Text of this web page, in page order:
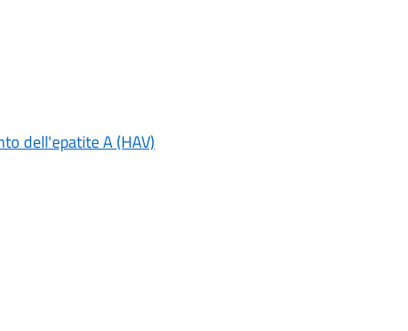
dell'epatite A (HAV)